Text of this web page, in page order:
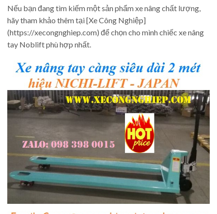
Nếu bạn đang tìm kiếm một sản phẩm xe nâng chất lượng,
hãy tham khảo thêm tại [Xe Công Nghiệp]
(https://xecongnghiep.com) để chọn cho mình chiếc xe nâng
tay Noblift phù hợp nhất.